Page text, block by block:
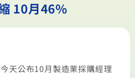
10月46%
公布10月製造業採購經理